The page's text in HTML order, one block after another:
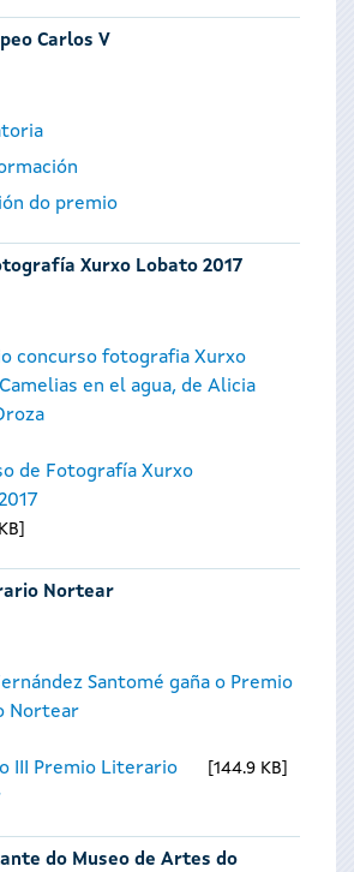
Carlos V
do premio
Xurxo Lobato 2017
concurso fotografia Xurxo
en el agua, de Alicia
de Fotografía Xurxo
Nortear
Santomé gaña o Premio
Nortear
III Premio Literario
144.9 KB
do Museo de Artes do